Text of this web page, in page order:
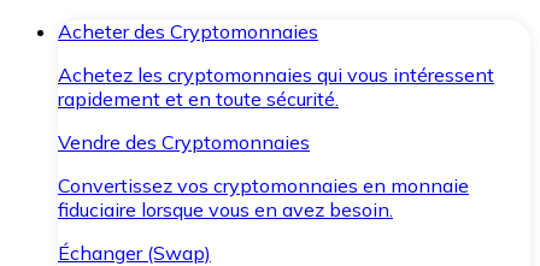
Acheter des Cryptomonnaies
Achetez les cryptomonnaies qui vous intéressent
rapidement et en toute sécurité.
Vendre des Cryptomonnaies
Convertissez vos cryptomonnaies en monnaie
fiduciaire lorsque vous en avez besoin.
Échanger (Swap)